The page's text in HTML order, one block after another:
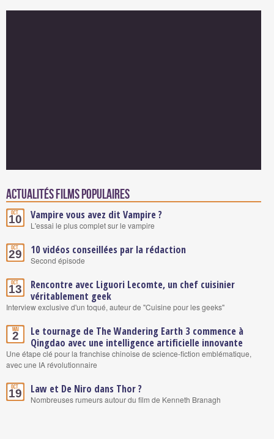
Actualités Films populaires
Oct.
10 Vampire vous avez dit Vampire ?
L'essai le plus complet sur le vampire
Oct.
29 10 vidéos conseillées par la rédaction
Second épisode
Oct.
13
Rencontre avec Liguori Lecomte, un chef cuisinier
véritablement geek
Interview exclusive d'un toqué, auteur de "Cuisine pour les geeks"
Mai
2
Le tournage de The Wandering Earth 3 commence à
Qingdao avec une intelligence artificielle innovante
Une étape clé pour la franchise chinoise de science-fiction emblématique,
avec une IA révolutionnaire
Oct.
19 Law et De Niro dans Thor ?
Nombreuses rumeurs autour du film de Kenneth Branagh